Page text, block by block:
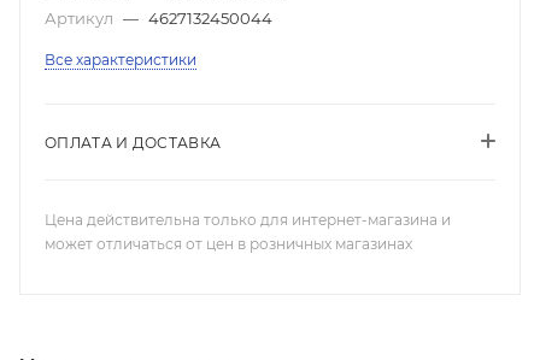
Артикул — 4627132450044
Все характеристики
ОПЛАТА И ДОСТАВКА
Цена действительна только для интернет-магазина и
может отличаться от цен в розничных магазинах